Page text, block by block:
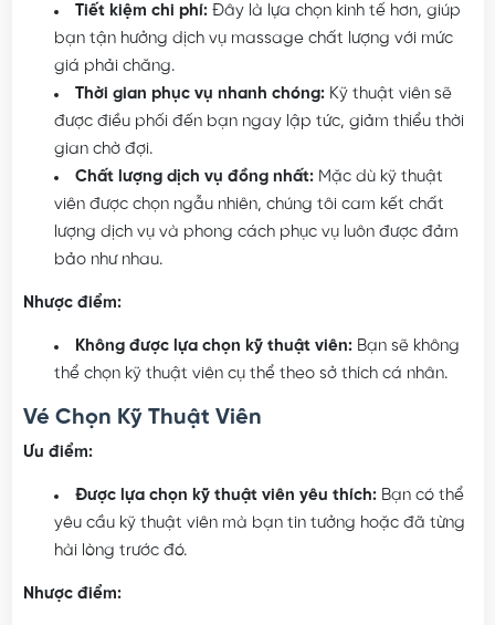
Tiết kiệm chi phí: Đây là lựa chọn kinh tế hơn, giúp
bạn tận hưởng dịch vụ massage chất lượng với mức
giá phải chăng.
Thời gian phục vụ nhanh chóng:Kỹ thuật viên sẽ
được điều phối đến bạn ngay lập tức, giảm thiểu thời
gian chờ đợi.
Chất lượng dịch vụ đồng nhất: Mặc dù kỹ thuật
viên được chọn ngẫu nhiên, chúng tôi cam kết chất
lượng dịch vụ và phong cách phục vụ luôn được đảm
Không được lựa chọn kỹ thuật viên:Bạn sẽ không
Vé Chọn Kỹ Thuật Viên
Được lựa chọn kỹ thuật viên yêu thích:Bạn có thể
yêu cầu kỹ thuật viên mà bạn tin tưởng hoặc đã từng